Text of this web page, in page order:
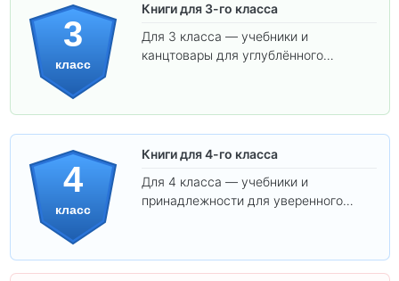
3
класс
Книги для 3-го класса
Для 3 класса — учебники и
канцтовары для углублённого
4
класс
Книги для 4-го класса
Для 4 класса — учебники и
принадлежности для уверенного